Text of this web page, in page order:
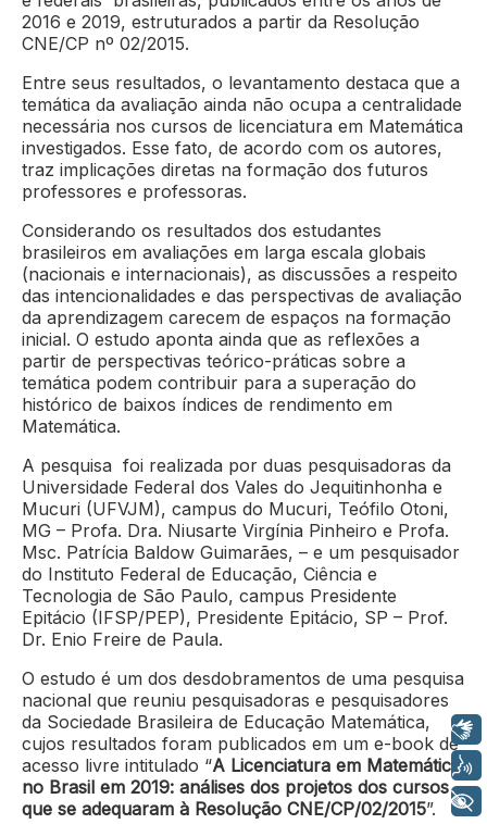
2016 e 2019, estruturados a partir da Resolução
CNE/CP nº 02/2015.
Entre seus resultados, o levantamento destaca que a
temática da avaliação ainda não ocupa a centralidade
necessária nos cursos de licenciatura em Matemática
investigados. Esse fato, de acordo com os autores,
traz implicações diretas na formação dos futuros
professores e professoras.
Considerando os resultados dos estudantes
brasileiros em avaliações em larga escala globais
(nacionais e internacionais), as discussões a respeito
das intencionalidades e das perspectivas de avaliação
da aprendizagem carecem de espaços na formação
inicial. O estudo aponta ainda que as reflexões a
partir de perspectivas teórico-práticas sobre a
temática podem contribuir para a superação do
histórico de baixos índices de rendimento em
Matemática.
A pesquisa foi realizada por duas pesquisadoras da
Universidade Federal dos Vales do Jequitinhonha e
Mucuri (UFVJM), campus do Mucuri, Teófilo Otoni,
MG – Profa. Dra. Niusarte Virgínia Pinheiro e Profa.
Msc. Patrícia Baldow Guimarães, – e um pesquisador
do Instituto Federal de Educação, Ciência e
Tecnologia de São Paulo, campus Presidente
Epitácio (IFSP/PEP), Presidente Epitácio, SP – Prof.
Dr. Enio Freire de Paula.
O estudo é um dos desdobramentos de uma pesquisa
nacional que reuniu pesquisadoras e pesquisadores
da Sociedade Brasileira de Educação Matemática,
cujos resultados foram publicados em um e-book de
acesso livre intitulado “A Licenciatura em Matemática
no Brasil em 2019: análises dos projetos dos cursos
que se adequaram à Resolução CNE/CP/02/2015”.
Libras
Voz
+ Acessibilidade